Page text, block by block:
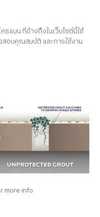
รแบน ที่อ้างถึงในเว็บไซต์นี้ใช้
อบคุณสมบัติ และการใช้งาน
more info